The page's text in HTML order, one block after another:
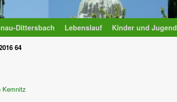
Dittersbach Lebenslauf Kinder und Jugend
64
Kemnitz